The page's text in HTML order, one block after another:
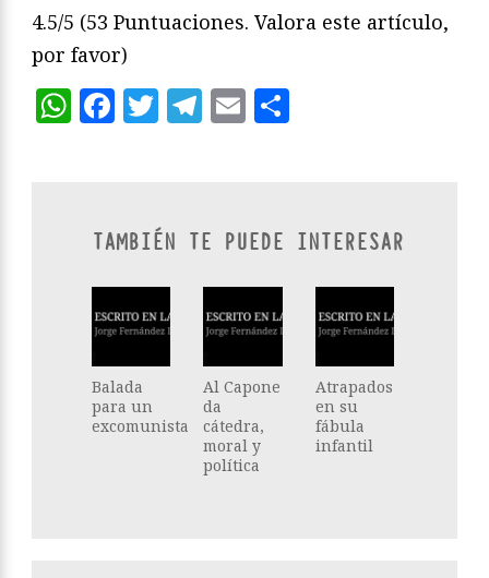
4.5/5 (53 Puntuaciones. Valora este artículo,
por favor)
WhatsApp
Facebook
Twitter
Telegram
Email
TAMBIÉN TE PUEDE INTERESAR
Balada
para un
excomunista
Al Capone
da
cátedra,
moral y
política
Atrapados
en su
fábula
infantil